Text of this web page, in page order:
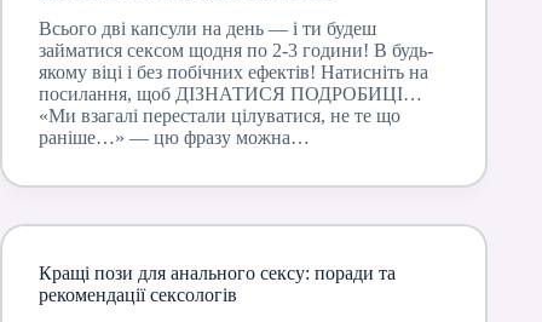
Всього дві капсули на день — і ти будеш
займатися сексом щодня по 2-3 години! В будь-
якому віці і без побічних ефектів! Натисніть на
посилання, щоб ДІЗНАТИСЯ ПОДРОБИЦІ…
«Ми взагалі перестали цілуватися, не те що
раніше…» — цю фразу можна…
Кращі пози для анального сексу: поради та
рекомендації сексологів